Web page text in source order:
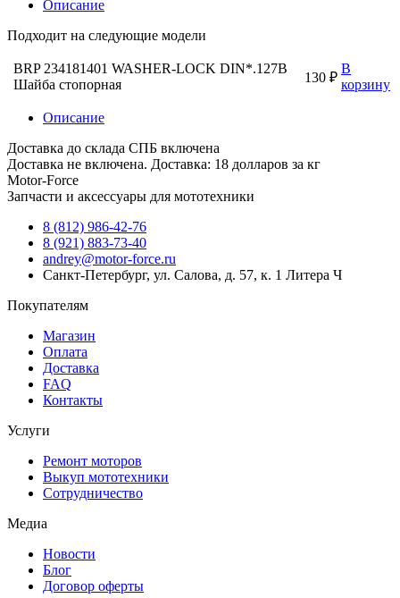
Описание
Подходит на следующие модели
BRP 234181401 WASHER-LOCK DIN*.127B
Шайба стопорная
130 ₽
В
корзину
Описание
Доставка до склада СПБ включена
Доставка не включена. Доставка: 18 долларов за кг
Motor-Force
Запчасти и аксессуары для мототехники
8 (812) 986-42-76
8 (921) 883-73-40
andrey@motor-force.ru
Санкт-Петербург, ул. Салова, д. 57, к. 1 Литера Ч
Покупателям
Магазин
Оплата
Доставка
FAQ
Контакты
Услуги
Ремонт моторов
Выкуп мототехники
Сотрудничество
Медиа
Новости
Блог
Договор оферты